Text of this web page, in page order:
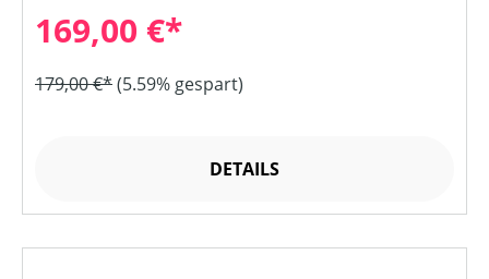
169,00 €*
179,00 €*(5.59% gespart)
DETAILS